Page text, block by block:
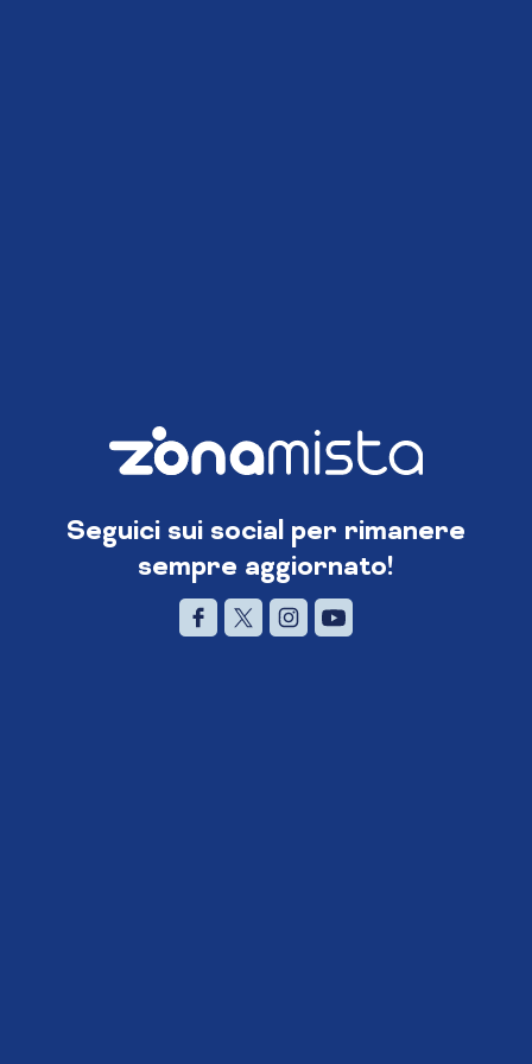
Seguici sui social per rimanere
sempre aggiornato!